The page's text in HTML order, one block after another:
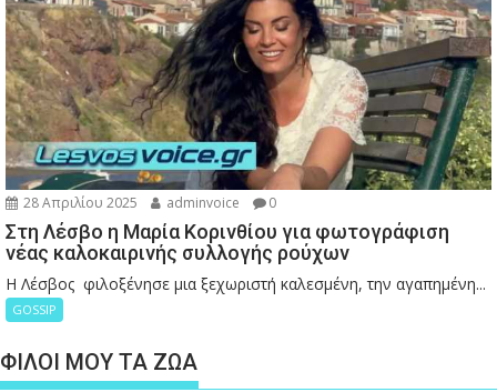
28 Απριλίου 2025 adminvoice 0
Στη Λέσβο η Μαρία Κορινθίου για φωτογράφιση
νέας καλοκαιρινής συλλογής ρούχων
Η Λέσβος φιλοξένησε μια ξεχωριστή καλεσμένη, την αγαπημένη...
GOSSIP
ΦΙΛΟΙ ΜΟΥ ΤΑ ΖΩΑ